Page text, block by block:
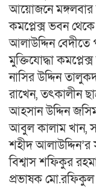
আয়োজনে মঙ্গলবার
কমপ্লেক্স ভবন
আলাউদ্দিন
মুক্তিযোদ্ধা
নাসির উদ্দিন
রাখেন, তৎকালীন
আহসান উদ্দিন
আবুল কালাম খান,
শহীদ আলাউদ্দিন’র
বিশ্বাস শফিকুর
প্রভাষক